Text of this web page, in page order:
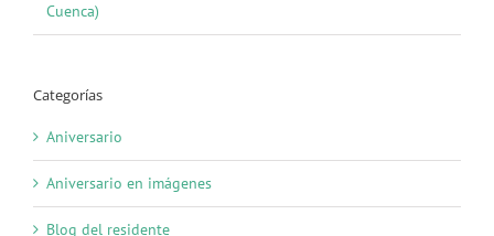
Cuenca)
Categorías
Aniversario
Aniversario en imágenes
Blog del residente